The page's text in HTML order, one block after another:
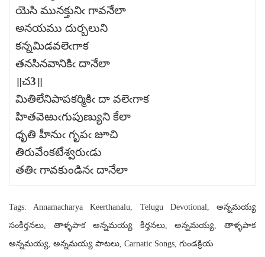
యెసి మునక్తునిఁ గావనేలా
అనయము దుర్బలుని
కన్నమిడవలెఁగాక
తనసినవానికిఁ దానేలా
॥చ3॥
మితిలేనిపాపకర్మికిఁ దా వలెఁగాక
హితవెఱుఁగుపుణ్యుని కేలా
ధృతి హీనుఁ గృపఁ జూచి
తిరువేంకటేశ్వరుఁడు
తతిఁ గావకుండినఁ దానేలా
Tags: Annamacharya Keerthanalu, Telugu Devotional, అన్నమయ్య
సంకీర్తనలు, తాళ్ళపాక అన్నమయ్య కీర్తనలు, అన్నమయ్య, తాళ్ళపాక
అన్నమయ్య, అన్నమయ్య పాటలు, Carnatic Songs, గుండక్రియ